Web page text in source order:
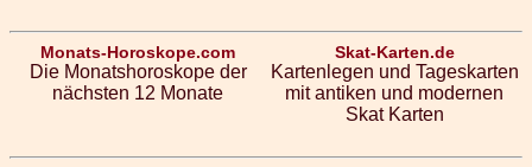
Monats-Horoskope.com
Die Monatshoroskope der
nächsten 12 Monate
Skat-Karten.de
Kartenlegen und Tageskarten
mit antiken und modernen
Skat Karten